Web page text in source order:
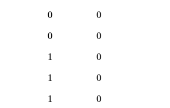
0 0
0 0
1 0
1 0
1 0